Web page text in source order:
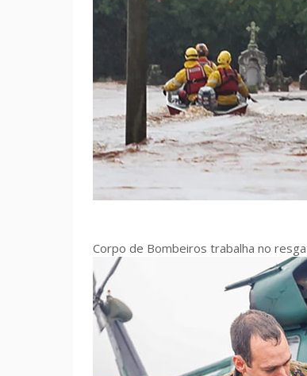
Corpo de Bombeiros trabalha no